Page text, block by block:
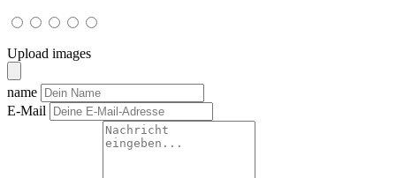
Upload images
name
E-Mail